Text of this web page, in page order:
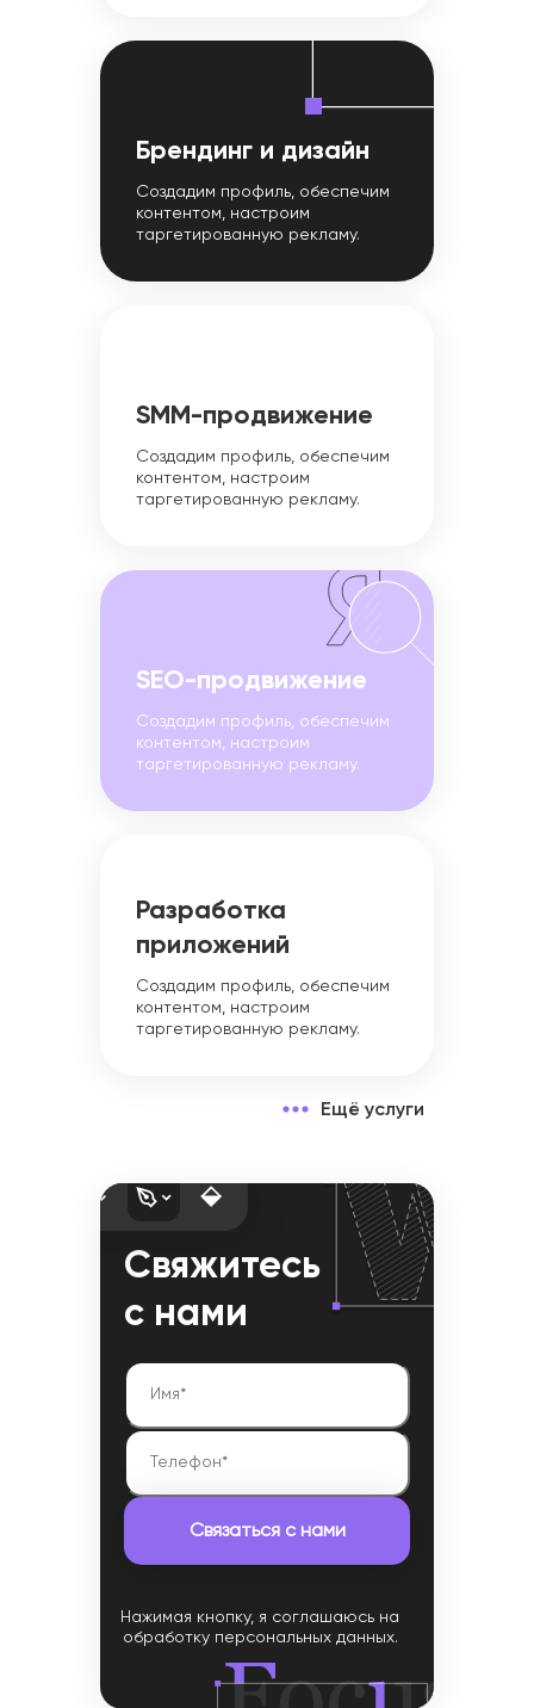
Брендинг и дизайн
Создадим профиль, обеспечим
контентом, настроим
таргетированную рекламу.
SMM-продвижение
Создадим профиль, обеспечим
контентом, настроим
таргетированную рекламу.
SEO-продвижение
Создадим профиль, обеспечим
контентом, настроим
таргетированную рекламу.
Разработка
приложений
Создадим профиль, обеспечим
контентом, настроим
таргетированную рекламу.
Ещё услуги
Свяжитесь
с нами
Нажимая кнопку, я соглашаюсь на
обработку персональных данных.